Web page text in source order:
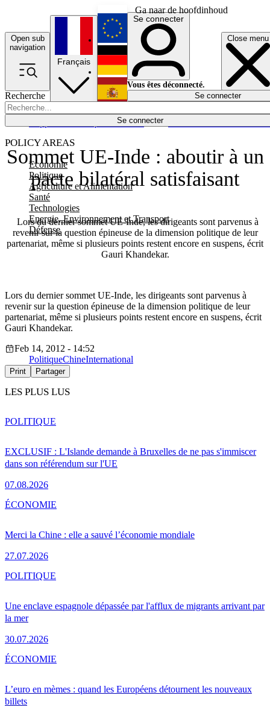
Ga naar de hoofdinhoud
Open sub
navigation
Close menu
Recherche
Se connecter
POLICY AREAS
Economie
Politique
Agriculture et Alimentation
Santé
Technologies
Energie, Environnement et Transport
Défense
Économie
Français
English
Deutsch
Español
Se connecter
Vous êtes déconnecté.
Se connecter
Sommet UE-Inde : aboutir à un
pacte bilatéral satisfaisant
Lors du dernier sommet UE-Inde, les dirigeants sont parvenus à
revenir sur la question épineuse de la dimension politique de leur
partenariat, même si plusieurs points restent encore en suspens, écrit
Gauri Khandekar.
Lors du dernier sommet UE-Inde, les dirigeants sont parvenus à
revenir sur la question épineuse de la dimension politique de leur
partenariat, même si plusieurs points restent encore en suspens, écrit
Gauri Khandekar.
Feb 14, 2012 - 14:52
PolitiqueChineInternational
Print Partager
LES PLUS LUS
EXCLUSIF : L'Islande demande à Bruxelles de ne pas s'immiscer
dans son référendum sur l'UE
07.08.2026
POLITIQUE
Merci la Chine : elle a sauvé l’économie mondiale
27.07.2026
ÉCONOMIE
Une enclave espagnole dépassée par l'afflux de migrants arrivant par
la mer
30.07.2026
POLITIQUE
L’euro en mèmes : quand les Européens détournent les nouveaux
billets
ÉCONOMIE